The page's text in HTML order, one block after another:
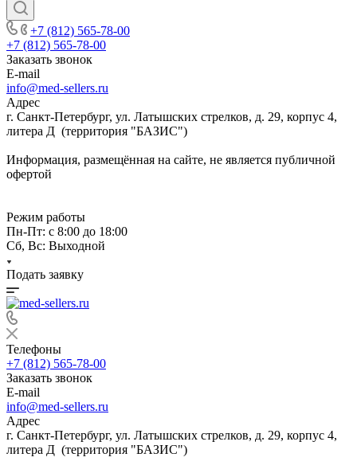
+7 (812) 565-78-00
+7 (812) 565-78-00
Заказать звонок
E-mail
info@med-sellers.ru
Адрес
г. Санкт-Петербург, ул. Латышских стрелков, д. 29, корпус 4,
литера Д (территория "БАЗИС")
Информация, размещённая на сайте, не является публичной
офертой
Режим работы
Пн-Пт: с 8:00 до 18:00
Сб, Вс: Выходной
Подать заявку
Телефоны
+7 (812) 565-78-00
Заказать звонок
E-mail
info@med-sellers.ru
Адрес
г. Санкт-Петербург, ул. Латышских стрелков, д. 29, корпус 4,
литера Д (территория "БАЗИС")